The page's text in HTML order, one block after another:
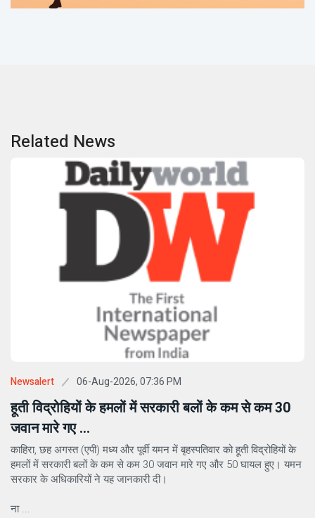
Related News
Newsalert 06-Aug-2026, 07:36 PM
हूती विद्रोहियों के हमलों में सरकारी बलों के कम से कम 30
जवान मारे गए ...
काहिरा, छह अगस्त (एपी) मध्य और पूर्वी यमन में बृहस्पतिवार को हूती विद्रोहियों के
हमलों में सरकारी बलों के कम से कम 30 जवान मारे गए और 50 घायल हुए। यमन
सरकार के अधिकारियों ने यह जानकारी दी।
ना ...